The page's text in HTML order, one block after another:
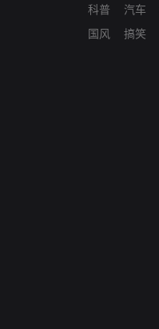
科普
国风
汽车
搞笑